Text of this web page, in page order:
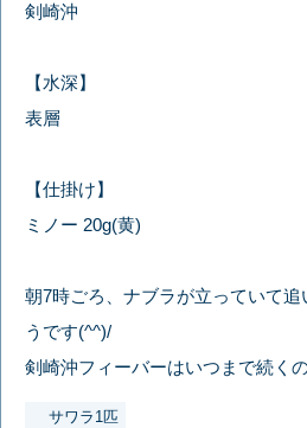
剣崎沖
【水深】
表層
【仕掛け】
ミノー 20g(黄)
朝7時ごろ、ナブラが立っていて追
うです(^^)/
剣崎沖フィーバーはいつまで続く
サワラ1匹